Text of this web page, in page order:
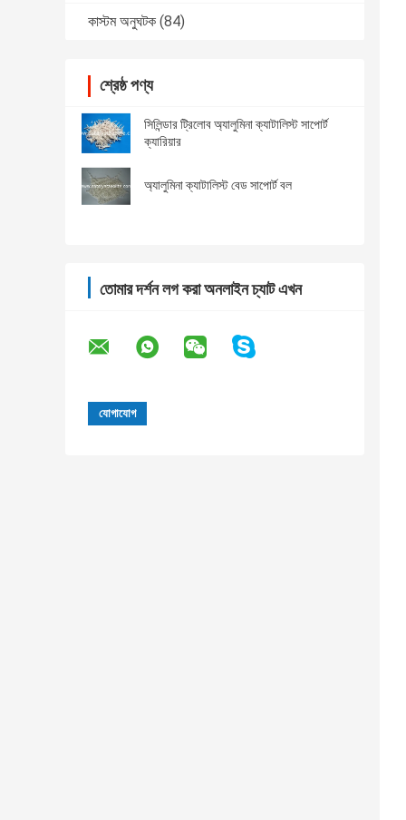
কাস্টম অনুঘটক (84)
শ্রেষ্ঠ পণ্য
সিলিন্ডার ট্রিলোব অ্যালুমিনা ক্যাটালিস্ট সাপোর্ট
ক্যারিয়ার
অ্যালুমিনা ক্যাটালিস্ট বেড সাপোর্ট বল
তোমার দর্শন লগ করা অনলাইন চ্যাট এখন